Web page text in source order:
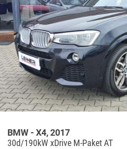
BMW - X4, 2017
30d/190kW xDrive M-Paket AT